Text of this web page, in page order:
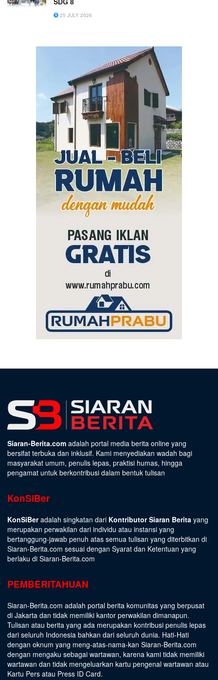
25 JULY 2026
Siaran-Berita.com adalah portal media berita online yang
bersifat terbuka dan inklusif. Kami menyediakan wadah bagi
masyarakat umum, penulis lepas, praktisi humas, hingga
pengamat untuk berkontribusi dalam bentuk tulisan
KonSiBer
KonSiBeradalah singkatan dari Kontributor Siaran Berita yang
merupakan perwakilan dari individu atau instansi yang
bertanggung-jawab penuh atas semua tulisan yang diterbitkan di
Siaran-Berita.com sesuai dengan Syarat dan Ketentuan yang
berlaku di Siaran-Berita.com
PEMBERITAHUAN
Siaran-Berita.com adalah portal berita komunitas yang berpusat
di Jakarta dan tidak memiliki kantor perwakilan dimanapun.
Tulisan atau berita yang ada merupakan kontribusi penulis lepas
dari seluruh Indonesia bahkan dari seluruh dunia. Hati-Hati
dengan oknum yang meng-atas-nama-kan Siaran-Berita.com
dengan mengaku sebagai wartawan, karena kami tidak memiliki
wartawan dan tidak mengeluarkan kartu pengenal wartawan atau
Kartu Pers atau Press ID Card.